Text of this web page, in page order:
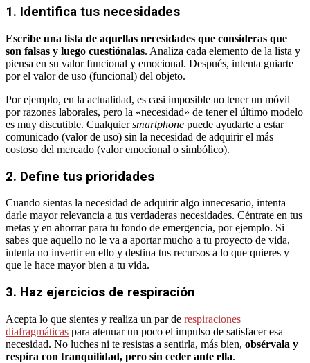
1. Identifica tus necesidades
Escribe una lista de aquellas necesidades que consideras que
son falsas y luego cuestiónalas. Analiza cada elemento de la lista y
piensa en su valor funcional y emocional. Después, intenta guiarte
por el valor de uso (funcional) del objeto.
Por ejemplo, en la actualidad, es casi imposible no tener un móvil
por razones laborales, pero la «necesidad» de tener el último modelo
es muy discutible. Cualquiersmartphone puede ayudarte a estar
comunicado (valor de uso) sin la necesidad de adquirir el más
costoso del mercado (valor emocional o simbólico).
2. Define tus prioridades
Cuando sientas la necesidad de adquirir algo innecesario, intenta
darle mayor relevancia a tus verdaderas necesidades. Céntrate en tus
metas y en ahorrar para tu fondo de emergencia, por ejemplo. Si
sabes que aquello no le va a aportar mucho a tu proyecto de vida,
intenta no invertir en ello y destina tus recursos a lo que quieres y
que le hace mayor bien a tu vida.
3. Haz ejercicios de respiración
Acepta lo que sientes y realiza un par de respiraciones
diafragmáticas para atenuar un poco el impulso de satisfacer esa
necesidad. No luches ni te resistas a sentirla, más bien, obsérvala y
respira con tranquilidad, pero sin ceder ante ella.